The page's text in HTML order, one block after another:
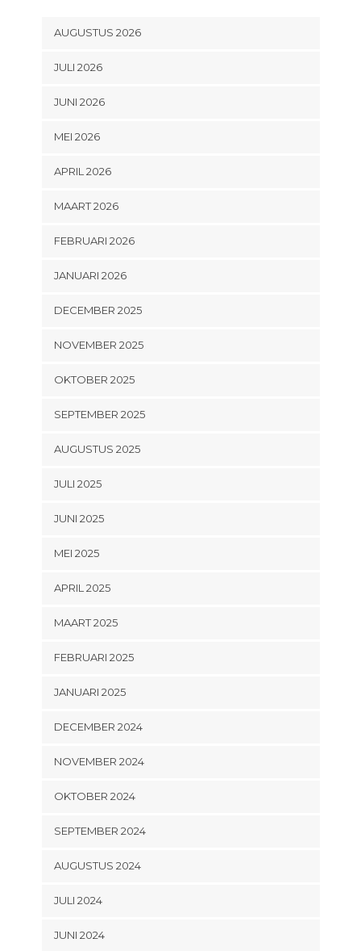
AUGUSTUS 2026
JULI 2026
JUNI 2026
MEI 2026
APRIL 2026
MAART 2026
FEBRUARI 2026
JANUARI 2026
DECEMBER 2025
NOVEMBER 2025
OKTOBER 2025
SEPTEMBER 2025
AUGUSTUS 2025
JULI 2025
JUNI 2025
MEI 2025
APRIL 2025
MAART 2025
FEBRUARI 2025
JANUARI 2025
DECEMBER 2024
NOVEMBER 2024
OKTOBER 2024
SEPTEMBER 2024
AUGUSTUS 2024
JULI 2024
JUNI 2024